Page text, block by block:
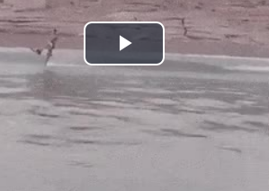
Play
Video